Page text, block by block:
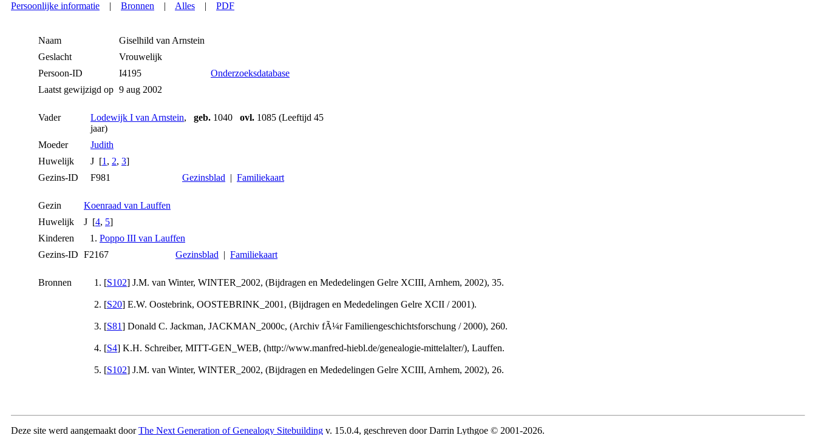
Persoonlijke informatie | Bronnen | Alles | PDF
Naam Giselhild van Arnstein
Geslacht
Vrouwelijk
Persoon-ID
I4195
Onderzoeksdatabase
Laatst gewijzigd op 9 aug 2002
Vader Lodewijk I van Arnstein, geb. 1040 ovl. 1085 (Leeftijd 45
jaar)
Moeder
Judith
Huwelijk
J [1, 2, 3]
Gezins-ID
F981 Gezinsblad | Familiekaart
Gezin
Koenraad van Lauffen
Huwelijk
J [4, 5]
Kinderen
1. Poppo III van Lauffen
Gezins-ID F2167 Gezinsblad | Familiekaart
Bronnen [S102] J.M. van Winter, WINTER_2002, (Bijdragen en Mededelingen Gelre XCIII, Arnhem, 2002), 35.
[S20] E.W. Oostebrink, OOSTEBRINK_2001, (Bijdragen en Mededelingen Gelre XCII / 2001).
[S81] Donald C. Jackman, JACKMAN_2000c, (Archiv fÃ¼r Familiengeschichtsforschung / 2000), 260.
[S4] K.H. Schreiber, MITT-GEN_WEB, (http://www.manfred-hiebl.de/genealogie-mittelalter/), Lauffen.
[S102] J.M. van Winter, WINTER_2002, (Bijdragen en Mededelingen Gelre XCIII, Arnhem, 2002), 26.
Deze site werd aangemaakt doorThe Next Generation of Genealogy Sitebuilding v. 15.0.4, geschreven door Darrin Lythgoe © 2001-2026.